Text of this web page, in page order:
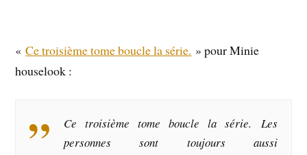
«Ce troisième tome boucle la série. » pour Minie
houselook :
Ce troisième tome boucle la série. Les
personnes sont toujours aussi